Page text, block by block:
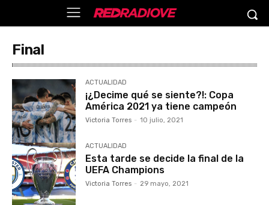
Final
ACTUALIDAD
¡¿Decime qué se siente?!: Copa
América 2021 ya tiene campeón
Victoria Torres - 10 julio, 2021
ACTUALIDAD
Esta tarde se decide la final de la
UEFA Champions
Victoria Torres - 29 mayo, 2021